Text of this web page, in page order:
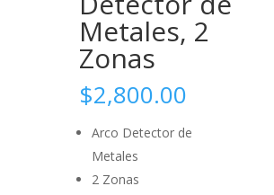
Metales, 2
Zonas
$2,800.00
Arco Detector de
Metales
2 Zonas